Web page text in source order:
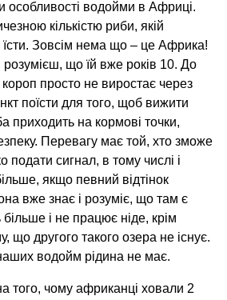
особливості водойми в Африці.
кількістю риби, якій
Зовсім нема що – це Африка!
що їй вже років 10. До
просто не виростає через
поїсти для того, щоб вижити
приходить на кормові точки,
Перевагу має той, хто зможе
сигнал, в тому числі і
якщо певний відтінок
вже знає і розуміє, що там є
і не працює ніде, крім
що другого такого озера не існує.
наших водойм рідина не має.
того, чому африканці ховали 2